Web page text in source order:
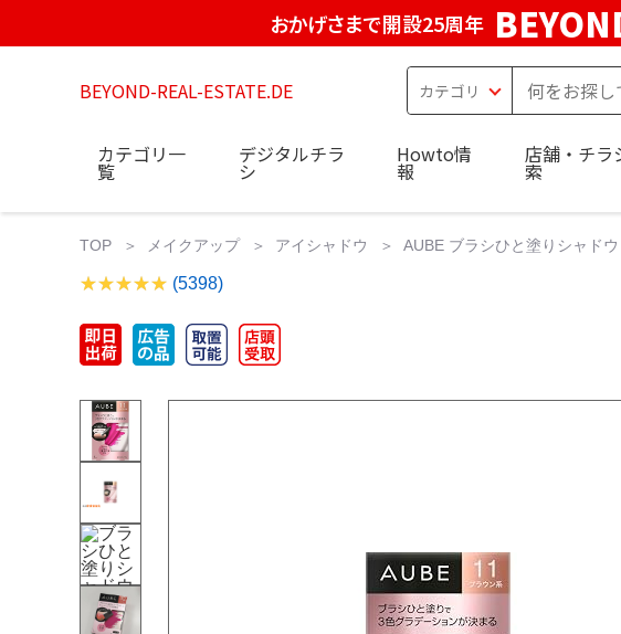
おかげさまで開設25周年
BEYOND-REAL-ESTATE.DE
カテゴリ一
覧
デジタルチラ
シ
Howto情
報
店舗・チラ
索
TOP メイクアップ アイシャドウ AUBE ブラシひと塗りシャド
(5398)